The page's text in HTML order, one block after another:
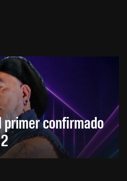
primer confirmado